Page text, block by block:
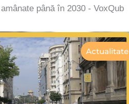
până în 2030 - VoxQub
Actualitate